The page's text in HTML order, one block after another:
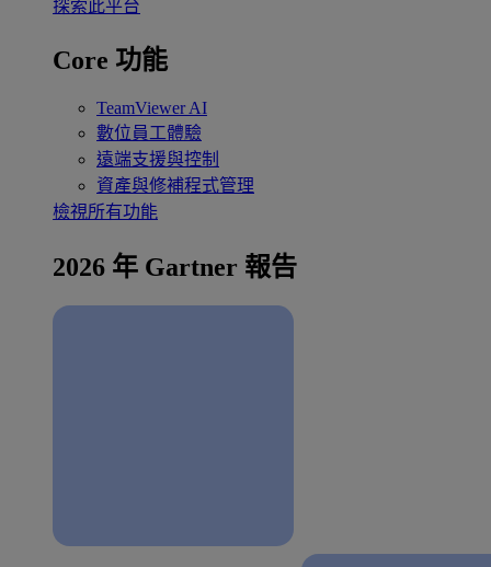
探索此平台
Core 功能
TeamViewer AI
數位員工體驗
遠端支援與控制
資產與修補程式管理
檢視所有功能
2026 年 Gartner 報告